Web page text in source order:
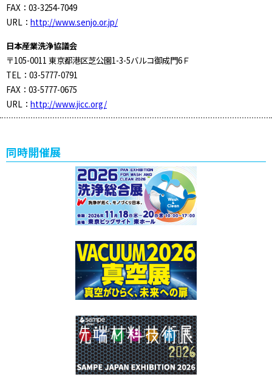
FAX：03-3254-7049
URL： http://www.senjo.or.jp/
日本産業洗浄協議会
〒105-0011 東京都港区芝公園1-3-5バルコ御成門6Ｆ
TEL：03-5777-0791
FAX：03-5777-0675
URL： http://www.jicc.org/
同時開催展